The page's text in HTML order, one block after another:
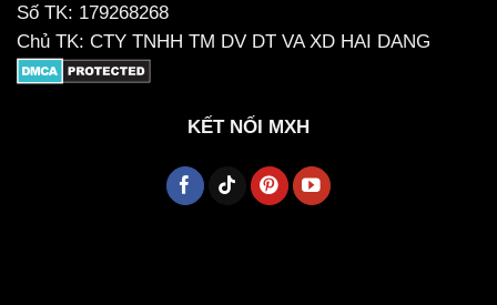
Số TK: 179268268
Chủ TK: CTY TNHH TM DV DT VA XD HAI DANG
KẾT NỐI MXH